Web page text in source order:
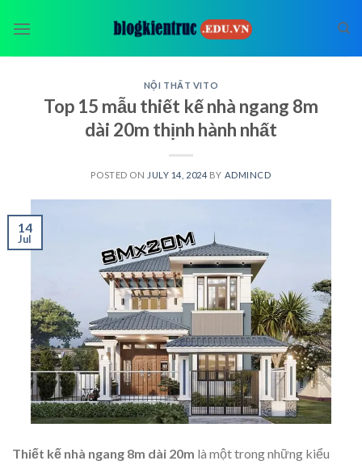
NỘI THẤT VITO
Top 15 mẫu thiết kế nhà ngang 8m
dài 20m thịnh hành nhất
POSTED ON JULY 14, 2024 BY ADMINCD
14
Jul
Thiết kế nhà ngang 8m dài 20m là một trong những kiểu